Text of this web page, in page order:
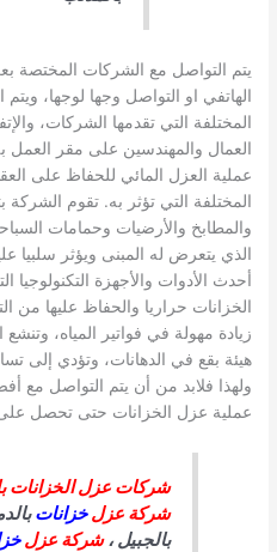
يتم التواصل مع الشركات المختصة
الهاتفي او التواصل وجها لوجها،
المختلفة التي تقدمها الشركات،
العمال والمهندسين على مقر العمل
عملية العزل المائي للحفاظ على
المختلفة التي تؤثر به. تقوم
والمطابخ والأرضيات وحمامات
الذي يتعرض له المبنى ويؤثر سلبيا
أحدث الأدوات والأجهزة
الخزانات حراريا والحفاظ عليها من
زيادة مهولة في فواتير المياه،
هيئة بقع في الدهانات، وتؤدي إلى
ولهذا فلابد من أن يتم التواصل
عملية عزل الخزانات حتى تحصل
شركات عزل الخزانات
شركة عزلخزانات
بالجبيل ،شركة عزل